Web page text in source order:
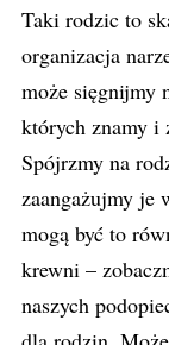
Taki rodzic to
organizacja
może sięgnijmy
których znamy i
Spójrzmy na
zaangażujmy je
mogą być to
krewni –
naszych